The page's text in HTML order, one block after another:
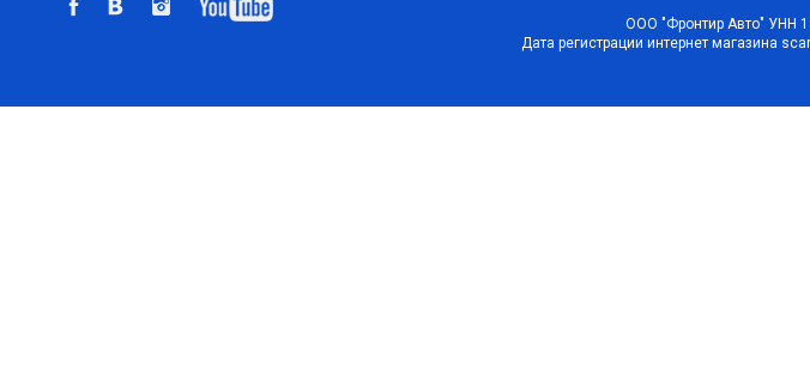
ООО "Фронтир Авто" УНН
Дата регистрации интернет магазина